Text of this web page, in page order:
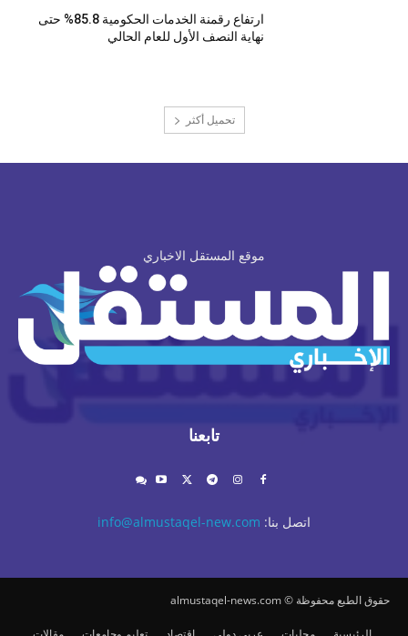
ارتفاع رقمنة الخدمات الحكومية 85.8% حتى
نهاية النصف الأول للعام الحالي
تحميل أكثر
موقع المستقل الاخباري
تابعنا
اتصل بنا: info@almustaqel-new.com
حقوق الطبع محفوظة © almustaqel-news.com